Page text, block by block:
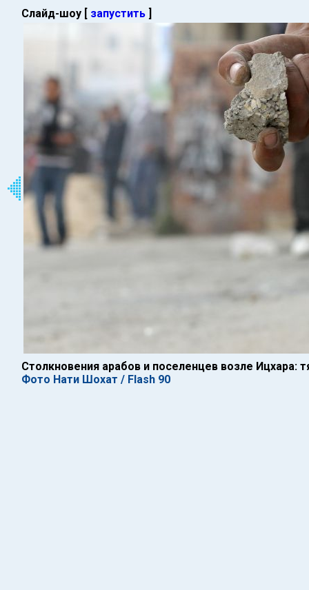
Слайд-шоу [ запустить ]
Столкновения арабов и поселенцев возле Ицхара:
Фото Нати Шохат / Flash 90